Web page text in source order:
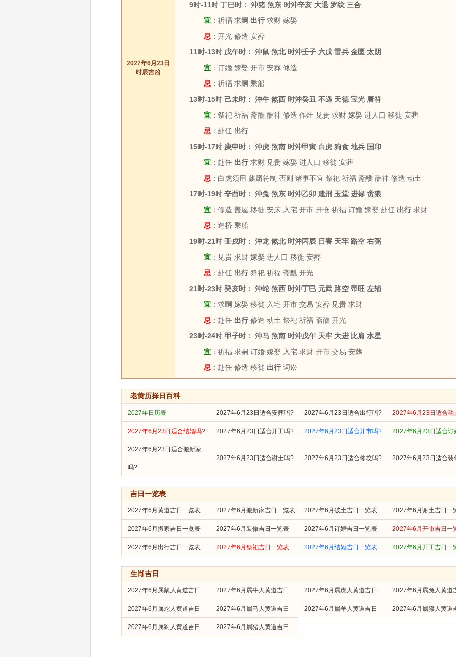
2027年6月23日
时辰吉凶
9时-11时 丁巳时： 沖猪 煞东 时沖辛亥 大退 罗纹 三合
宜 ：祈福 求嗣 出行 求财 嫁娶
忌 ：开光 修造 安葬
11时-13时 戊午时： 沖鼠 煞北 时沖壬子 六戊 雷兵 金匮 太阴
宜 ：订婚 嫁娶 开市 安葬 修造
忌 ：祈福 求嗣 乘船
13时-15时 己未时： 沖牛 煞西 时沖癸丑 不遇 天德 宝光 唐符
宜 ：祭祀 祈福 斋醮 酬神 修造 作灶 见贵 求财 嫁娶 进人口 移徙 安葬
忌 ：赴任 出行
15时-17时 庚申时： 沖虎 煞南 时沖甲寅 白虎 狗食 地兵 国印
宜 ：赴任 出行 求财 见贵 嫁娶 进人口 移徙 安葬
忌 ：白虎须用 麒麟符制 否则 诸事不宜 祭祀 祈福 斋醮 酬神 修造 动土
17时-19时 辛酉时： 沖兔 煞东 时沖乙卯 建刑 玉堂 进禄 贪狼
宜 ：修造 盖屋 移徙 安床 入宅 开市 开仓 祈福 订婚 嫁娶 赴任 出行 求财
忌 ：造桥 乘船
19时-21时 壬戌时： 沖龙 煞北 时沖丙辰 日害 天牢 路空 右弼
宜 ：见贵 求财 嫁娶 进人口 移徙 安葬
忌 ：赴任 出行 祭祀 祈福 斋醮 开光
21时-23时 癸亥时： 沖蛇 煞西 时沖丁巳 元武 路空 帝旺 左辅
宜 ：求嗣 嫁娶 移徙 入宅 开市 交易 安葬 见贵 求财
忌 ：赴任 出行 修造 动土 祭祀 祈福 斋醮 开光
23时-24时 甲子时： 沖马 煞南 时沖戊午 天牢 大进 比肩 水星
宜 ：祈福 求嗣 订婚 嫁娶 入宅 求财 开市 交易 安葬
忌 ：赴任 修造 移徙 出行 词讼
老黄历择日百科
2027年日历表 2027年6月23日适合安葬吗? 2027年6月23日适合出行吗? 2027年6月23日适合动
2027年6月23日适合结婚吗? 2027年6月23日适合开工吗? 2027年6月23日适合开市吗? 2027年6月23日适合订
2027年6月23日适合搬新家
吗?
2027年6月23日适合谢土吗? 2027年6月23日适合修坟吗? 2027年6月23日适合装
吉日一览表
2027年6月黄道吉日一览表 2027年6月搬新家吉日一览表 2027年6月破土吉日一览表 2027年6月谢土吉日一
2027年6月搬家吉日一览表 2027年6月装修吉日一览表 2027年6月订婚吉日一览表 2027年6月开市吉日一
2027年6月出行吉日一览表 2027年6月祭祀吉日一览表 2027年6月结婚吉日一览表 2027年6月开工吉日一
生肖吉日
2027年6月属鼠人黄道吉日 2027年6月属牛人黄道吉日 2027年6月属虎人黄道吉日 2027年6月属兔人黄道
2027年6月属蛇人黄道吉日 2027年6月属马人黄道吉日 2027年6月属羊人黄道吉日 2027年6月属猴人黄道
2027年6月属狗人黄道吉日 2027年6月属猪人黄道吉日